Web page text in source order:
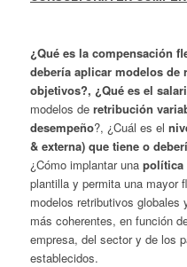
¿Qué es la compensación
debería aplicar modelos de
objetivos?, ¿Qué es el
modelos de retribución
desempeño?, ¿Cuál es el
& externa) que tiene o
¿Cómo implantar una política
plantilla y permita una mayor
modelos retributivos
más coherentes, en función
empresa, del sector y de los
establecidos.